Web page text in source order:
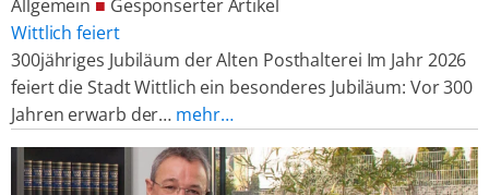
Allgemein ■ Gesponserter Artikel
Wittlich feiert
300jähriges Jubiläum der Alten Posthalterei Im Jahr 2026
feiert die Stadt Wittlich ein besonderes Jubiläum: Vor 300
Jahren erwarb der… mehr…